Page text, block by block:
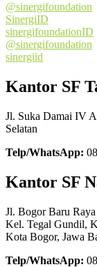
@sinergifoundation
SinergiID
sinergifoundationID
@sinergifoundation
sinergiid
Kantor SF
Jl. Suka Damai IV
Selatan
Telp/WhatsApp:
Kantor SF
Jl. Bogor Baru
Kel. Tegal Gundil,
Kota Bogor, Jawa
Telp/WhatsApp: